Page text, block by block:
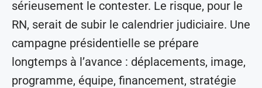
sérieusement le contester. Le risque, pour le
RN, serait de subir le calendrier judiciaire. Une
campagne présidentielle se prépare
longtemps à l’avance : déplacements, image,
programme, équipe, financement, stratégie